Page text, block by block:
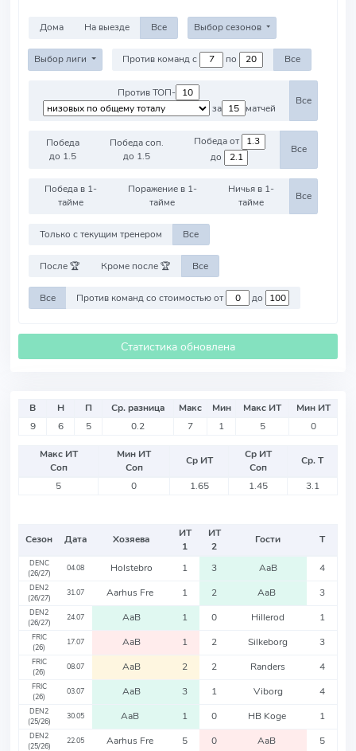
Дома На выезде Все Выбор сезонов
Выбор лиги Против команд с по Все
Против ТОП-
за
матчей
Все
Победа
до 1.5
Победа соп.
до 1.5
Победа от
до
Все
Победа в 1-
тайме
Поражение в 1-
тайме
Ничья в 1-
тайме
Все
Только с текущим тренером Все
После 🏆 Кроме после 🏆 Все
Все Против команд со стоимостью от до
Статистика обновлена
В Н П Ср. разница Макс Мин Макс ИТ
Мин ИТ
9
6 5 0.2 7 1 5 0
Макс ИТ
Соп
Мин ИТ
Соп
Ср ИТ
Ср ИТ
Соп
Ср. Т
5
0 1.65 1.45 3.1
Сезон Дата Хозяева
ИТ
1
ИТ
2
Гости Т
DENC
(26/27)
04.08 Holstebro 1 3 AaB 4
DEN2
(26/27)
31.07 Aarhus Fre 1 2 AaB 3
DEN2
(26/27)
24.07 AaB 1 0 Hillerod 1
FRIC
(26)
17.07 AaB 1 2 Silkeborg 3
FRIC
(26)
08.07 AaB 2 2 Randers 4
FRIC
(26)
03.07 AaB 3 1 Viborg 4
DEN2
(25/26)
30.05 AaB 1 0 HB Koge 1
DEN2
(25/26)
22.05 Aarhus Fre 5 0 AaB 5